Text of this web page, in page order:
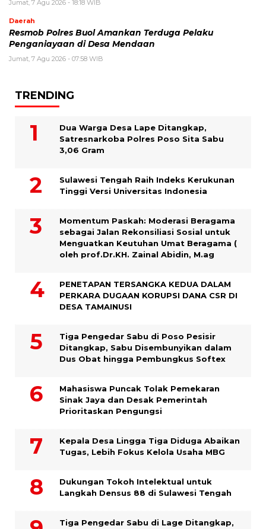
Jumat, 7 Agu 2026 - 18:18 WIB
Daerah
Resmob Polres Buol Amankan Terduga Pelaku
Penganiayaan di Desa Mendaan
Jumat, 7 Agu 2026 - 07:58 WIB
TRENDING
Dua Warga Desa Lape Ditangkap,
Satresnarkoba Polres Poso Sita Sabu
3,06 Gram
Sulawesi Tengah Raih Indeks Kerukunan
Tinggi Versi Universitas Indonesia
Momentum Paskah: Moderasi Beragama
sebagai Jalan Rekonsiliasi Sosial untuk
Menguatkan Keutuhan Umat Beragama (
oleh prof.Dr.KH. Zainal Abidin, M.ag
PENETAPAN TERSANGKA KEDUA DALAM
PERKARA DUGAAN KORUPSI DANA CSR DI
DESA TAMAINUSI
Tiga Pengedar Sabu di Poso Pesisir
Ditangkap, Sabu Disembunyikan dalam
Dus Obat hingga Pembungkus Softex
Mahasiswa Puncak Tolak Pemekaran
Sinak Jaya dan Desak Pemerintah
Prioritaskan Pengungsi
Kepala Desa Lingga Tiga Diduga Abaikan
Tugas, Lebih Fokus Kelola Usaha MBG
Dukungan Tokoh Intelektual untuk
Langkah Densus 88 di Sulawesi Tengah
Tiga Pengedar Sabu di Lage Ditangkap,